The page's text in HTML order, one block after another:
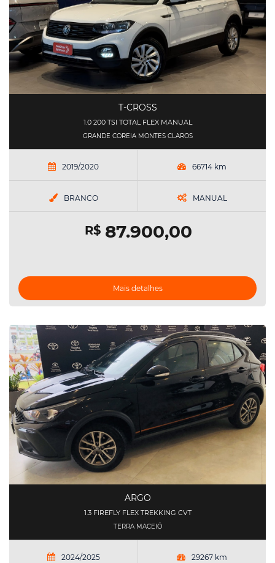
T-CROSS
1.0 200 TSI TOTAL FLEX MANUAL
GRANDE COREIA MONTES CLAROS
2019/2020 66714 km
BRANCO MANUAL
R$87.900,00
Mais detalhes
ARGO
1.3 FIREFLY FLEX TREKKING CVT
TERRA MACEIÓ
2024/2025 29267 km